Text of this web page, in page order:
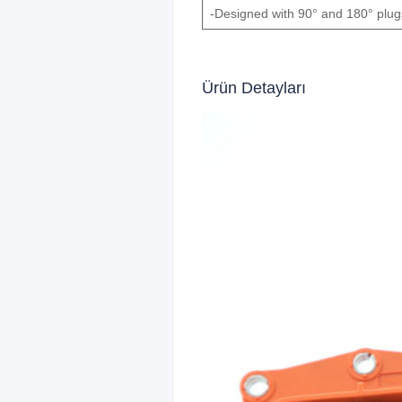
-Designed with 90° and 180°
Ürün Detayları